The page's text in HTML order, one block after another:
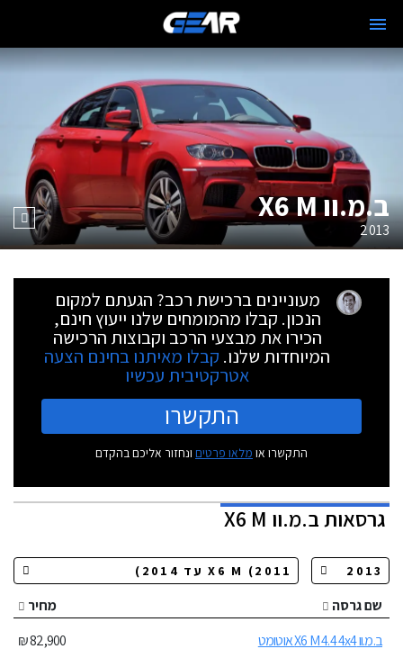
ב.מ.וו X6 M
2013
מעוניינים ברכישת רכב? הגעתם למקום
הנכון. קבלו מהמומחים שלנו ייעוץ חינם,
הכירו את מבצעי הרכב וקבוצות הרכישה
המיוחדות שלנו. קבלו מאיתנו בחינם הצעה
אטרקטיבית עכשיו
התקשרו
התקשרו או מלאו פרטים ונחזור אליכם בהקדם
גרסאותב.מ.וו X6 M
שם גרסה
מחיר
ב.מ.וו X6 M 4.4 4x4 אוטומט
82,900 ₪